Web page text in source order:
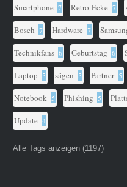
Smartphone 7 Retro-Ecke 7
Bosch 7 Hardware 7
Technikfans 6 Geburtstag 6
Laptop 5 sägen 5 Partner 5
Notebook 5 Phishing 5
Update 4
Alle Tags anzeigen (1197)